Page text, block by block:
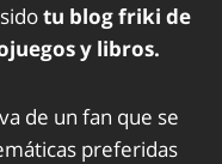
tu blog friki de
y libros.
de un fan que se
preferidas